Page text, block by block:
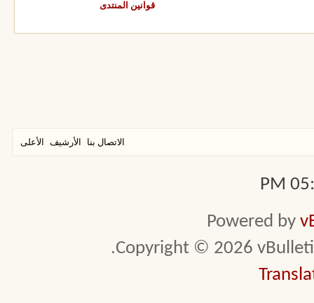
قوانين المنتدى
الاتصال بنا الأرشيف الأعلى
Powered by
Copyright © 2026